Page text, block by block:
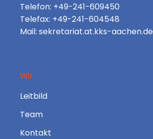
Telefon: +49-241-609450
Telefax: +49-241-604548
Mail: sekretariat.at.kks-aachen.de
Wir
Leitbild
Team
Kontakt